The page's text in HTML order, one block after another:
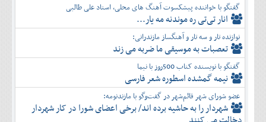
گفتگو با خواننده پیشکسوت آهنگ های محلی، استاد علی طالبی
انار تی‌تی ره موندنه مه یار...
نوازنده تار و سه تار و آهنگساز مازندرانی:
تعصبات به موسیقی ما ضربه می زند
گفتگو با نویسنده کتاب 500روز با نیما
نیمه گمشده اسطوره شعر فارسی
عضو شورای شهر قائم‌شهر در گفت‌و‌گو با مازندنومه:
شهردار را به حاشیه برده اند/ برخی اعضای شورا در کار شهردار